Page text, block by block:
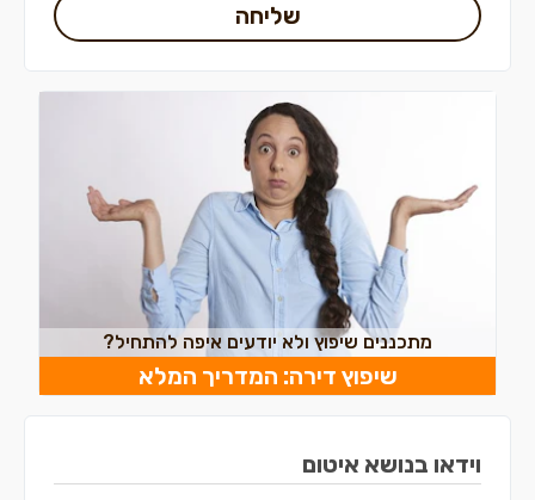
שליחה
מתכננים שיפוץ ולא יודעים איפה להתחיל?
שיפוץ דירה: המדריך המלא
וידאו בנושא איטום